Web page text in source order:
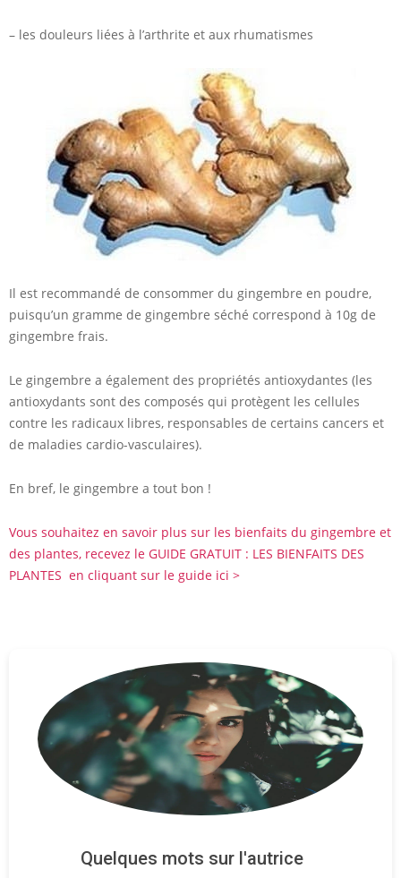
– les douleurs liées à l’arthrite et aux rhumatismes
Il est recommandé de consommer du gingembre en poudre,
puisqu’un gramme de gingembre séché correspond à 10g de
gingembre frais.
Le gingembre a également des propriétés antioxydantes (les
antioxydants sont des composés qui protègent les cellules
contre les radicaux libres, responsables de certains cancers et
de maladies cardio-vasculaires).
En bref, le gingembre a tout bon !
Vous souhaitez en savoir plus sur les bienfaits du gingembre et
des plantes, recevez le GUIDE GRATUIT : LES BIENFAITS DES
PLANTES en cliquant sur le guide ici >
Quelques mots sur l'autrice